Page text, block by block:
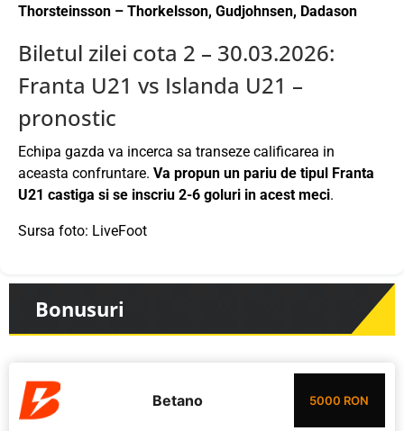
Thorsteinsson – Thorkelsson, Gudjohnsen, Dadason
Biletul zilei cota 2 – 30.03.2026:
Franta U21 vs Islanda U21 –
pronostic
Echipa gazda va incerca sa transeze calificarea in
aceasta confruntare. Va propun un pariu de tipul Franta
U21 castiga si se inscriu 2-6 goluri in acest meci.
Sursa foto: LiveFoot
Bonusuri
Betano 5000 RON